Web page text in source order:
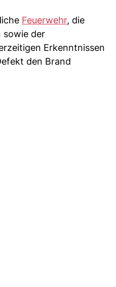
Feuerwehr, die
sowie der
Erkenntnissen
den Brand